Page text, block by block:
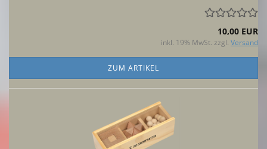
10,00 EUR
inkl. 19% MwSt. zzgl. Versand
ZUM ARTIKEL